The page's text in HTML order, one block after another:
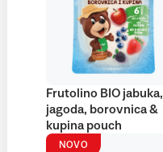
Frutolino BIO jabuka,
jagoda, borovnica &
kupina pouch
NOVO